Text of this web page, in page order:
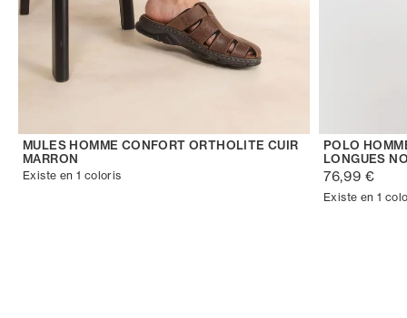
MULES HOMME CONFORT ORTHOLITE CUIR
MARRON
Existe en 1 coloris
POLO
LONGUES
76,99 €
Existe en 1